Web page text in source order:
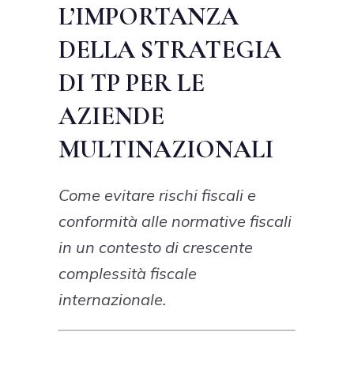
L’IMPORTANZA
DELLA STRATEGIA
DI TP PER LE
AZIENDE
MULTINAZIONALI
Come evitare rischi fiscali e
conformità alle normative fiscali
in un contesto di crescente
complessità fiscale
internazionale.